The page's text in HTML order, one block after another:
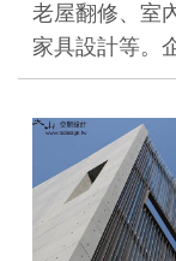
老屋翻修、室
家具設計等。